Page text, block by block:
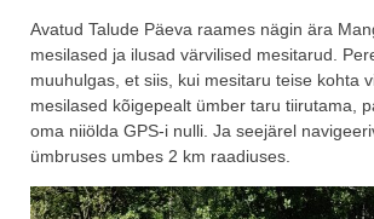
Avatud Talude Päeva raames nägin ära
mesilased ja ilusad värvilised mesitarud.
muuhulgas, et siis, kui mesitaru teise kohta
mesilased kõigepealt ümber taru tiirutama,
oma niiölda GPS-i nulli. Ja seejärel
ümbruses umbes 2 km raadiuses.